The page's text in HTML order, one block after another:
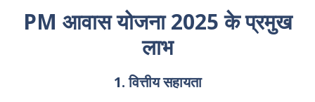
PM आवास योजना 2025 के प्रमुख
लाभ
1. वित्तीय सहायता